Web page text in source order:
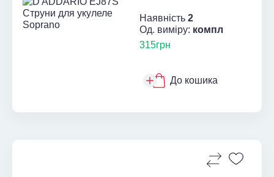
Наявність 2
Од. виміру: компл
315грн
До кошика